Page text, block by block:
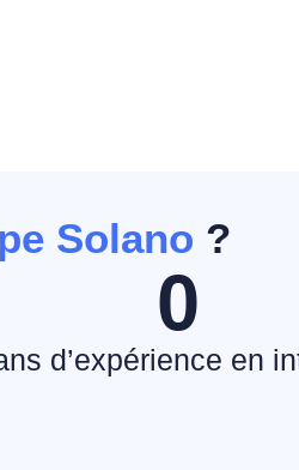
Solano ?
d’expérience en
0